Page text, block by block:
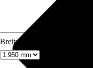
Breite